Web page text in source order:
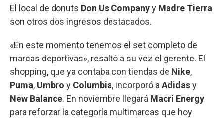
El local de donuts Don Us Companyy Madre Tierra
son otros dos ingresos destacados.
«En este momento tenemos el set completo de
marcas deportivas», resaltó a su vez el gerente. El
shopping, que ya contaba con tiendas de Nike,
Puma, Umbro y Columbia, incorporó a Adidasy
New Balance. En noviembre llegará Macri Energy
para reforzar la categoría multimarcas que hoy